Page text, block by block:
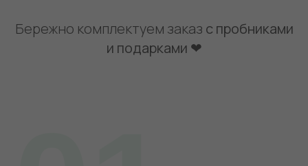
Бережно комплектуем заказ с пробниками
и подарками ❤